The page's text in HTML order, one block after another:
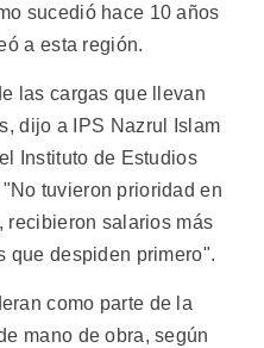
sucedió hace 10 años
a esta región.
las cargas que llevan
dijo a IPS Nazrul Islam
Instituto de Estudios
tuvieron prioridad en
recibieron salarios más
que despiden primero".
como parte de la
mano de obra, según